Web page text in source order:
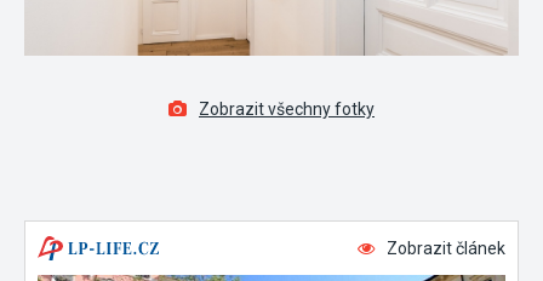
Zobrazit všechny fotky
Zobrazit článek